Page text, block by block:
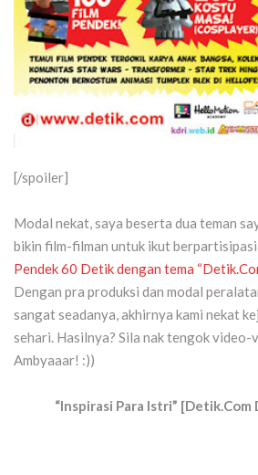
[/spoiler]
Modal nekat, saya beserta dua teman
bikin film-filman untuk ikut
Pendek 60 Detik dengan tema
Dengan pra produksi dan modal
sangat seadanya, akhirnya kami nekat
sehari. Hasilnya? Sila nak tengok video-
Ambyaaar! :))
“Inspirasi Para Istri” [Detik.Com